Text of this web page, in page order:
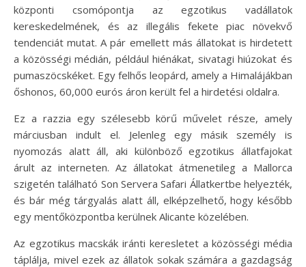
központi csomópontja az egzotikus vadállatok
kereskedelmének, és az illegális fekete piac növekvő
tendenciát mutat. A pár emellett más állatokat is hirdetett
a közösségi médián, például hiénákat, sivatagi hiúzokat és
pumaszöcskéket. Egy felhős leopárd, amely a Himalájákban
őshonos, 60,000 eurós áron került fel a hirdetési oldalra.
Ez a razzia egy szélesebb körű művelet része, amely
márciusban indult el. Jelenleg egy másik személy is
nyomozás alatt áll, aki különböző egzotikus állatfajokat
árult az interneten. Az állatokat átmenetileg a Mallorca
szigetén található Son Servera Safari Állatkertbe helyezték,
és bár még tárgyalás alatt áll, elképzelhető, hogy később
egy mentőközpontba kerülnek Alicante közelében.
Az egzotikus macskák iránti keresletet a közösségi média
táplálja, mivel ezek az állatok sokak számára a gazdagság